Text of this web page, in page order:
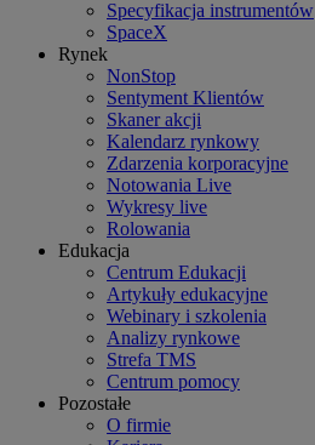
Specyfikacja instrumentów
SpaceX
Rynek
NonStop
Sentyment Klientów
Skaner akcji
Kalendarz rynkowy
Zdarzenia korporacyjne
Notowania Live
Wykresy live
Rolowania
Edukacja
Centrum Edukacji
Artykuły edukacyjne
Webinary i szkolenia
Analizy rynkowe
Strefa TMS
Centrum pomocy
Pozostałe
O firmie